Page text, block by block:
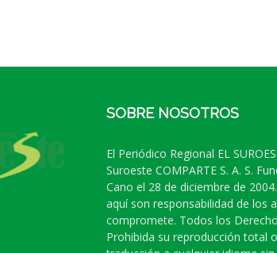
SOBRE NOSOTROS
El Periódico Regional EL
Suroeste COMPARTE S. A. S.
Cano el 28 de diciembre de
aquí son responsabilidad de los
compromete. Todos los
Prohibida su reproducción total